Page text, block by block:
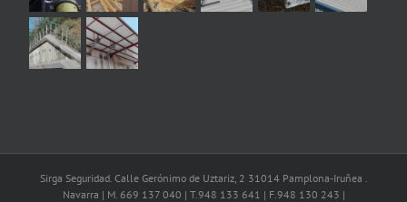
Sirga Seguridad. Calle Gerónimo de Uztariz, 2 31014 Pamplona-Iruñea .
Navarra | M. 669 137 040 | T.948 133 641 | F.948 130 243 |